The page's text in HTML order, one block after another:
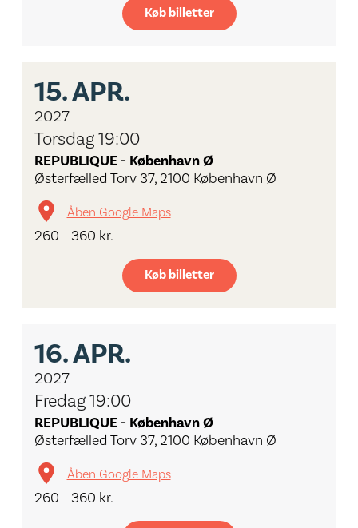
Køb billetter
15.APR.
2027
Torsdag 19:00
REPUBLIQUE - København Ø
Østerfælled Torv 37, 2100 København Ø
Åben Google Maps
260 - 360 kr.
Køb billetter
16.APR.
2027
Fredag 19:00
REPUBLIQUE - København Ø
Østerfælled Torv 37, 2100 København Ø
Åben Google Maps
260 - 360 kr.